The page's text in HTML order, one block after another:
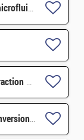
Thèse - Développement d'un instrument microfluidique sans lentille de mesure in situ de cinétiques
Ingénieur chercheur en radiochimie et extraction par solvant H/F
Technicien(ne) chimiste en procédé de conversion H/F